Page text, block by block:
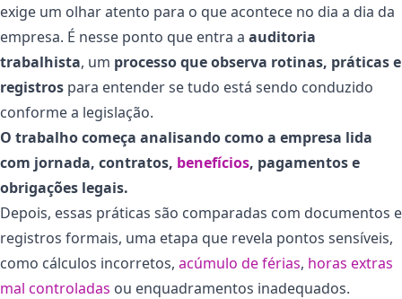
exige um olhar atento para o que acontece no dia a dia da
empresa. É nesse ponto que entra a auditoria
trabalhista, um processo que observa rotinas, práticas e
registros para entender se tudo está sendo conduzido
conforme a legislação.
O trabalho começa analisando como a empresa lida
com jornada, contratos, benefícios, pagamentos e
obrigações legais.
Depois, essas práticas são comparadas com documentos e
registros formais, uma etapa que revela pontos sensíveis,
como cálculos incorretos, acúmulo de férias, horas extras
mal controladas ou enquadramentos inadequados.